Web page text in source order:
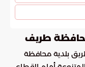
بلدية محافظة